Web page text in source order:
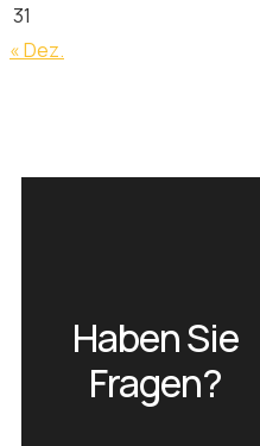
31
« Dez.
Haben Sie
Fragen?